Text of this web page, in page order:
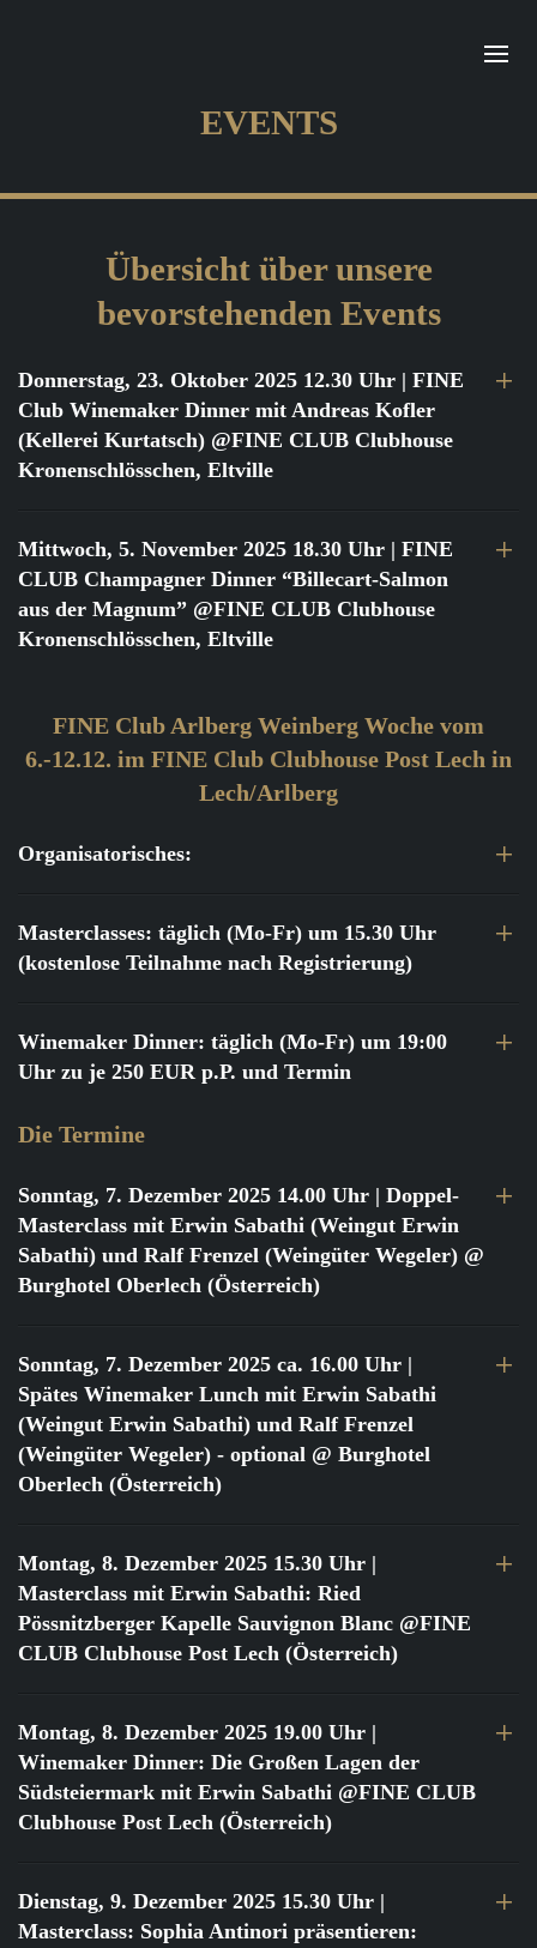
EVENTS
Übersicht über unsere
bevorstehenden Events
Donnerstag, 23. Oktober 2025 12.30 Uhr | FINE
Club Winemaker Dinner mit Andreas Kofler
(Kellerei Kurtatsch) @FINE CLUB Clubhouse
Kronenschlösschen, Eltville
Mittwoch, 5. November 2025 18.30 Uhr | FINE
CLUB Champagner Dinner “Billecart-Salmon
aus der Magnum” @FINE CLUB Clubhouse
Kronenschlösschen, Eltville
FINE Club Arlberg Weinberg Woche vom
6.-12.12. im FINE Club Clubhouse Post Lech in
Lech/Arlberg
Organisatorisches:
Masterclasses: täglich (Mo-Fr) um 15.30 Uhr
(kostenlose Teilnahme nach Registrierung)
Winemaker Dinner: täglich (Mo-Fr) um 19:00
Uhr zu je 250 EUR p.P. und Termin
Die Termine
Sonntag, 7. Dezember 2025 14.00 Uhr | Doppel-
Masterclass mit Erwin Sabathi (Weingut Erwin
Sabathi) und Ralf Frenzel (Weingüter Wegeler) @
Burghotel Oberlech (Österreich)
Sonntag, 7. Dezember 2025 ca. 16.00 Uhr |
Spätes Winemaker Lunch mit Erwin Sabathi
(Weingut Erwin Sabathi) und Ralf Frenzel
(Weingüter Wegeler) - optional @ Burghotel
Oberlech (Österreich)
Montag, 8. Dezember 2025 15.30 Uhr |
Masterclass mit Erwin Sabathi: Ried
Pössnitzberger Kapelle Sauvignon Blanc @FINE
CLUB Clubhouse Post Lech (Österreich)
Montag, 8. Dezember 2025 19.00 Uhr |
Winemaker Dinner: Die Großen Lagen der
Südsteiermark mit Erwin Sabathi @FINE CLUB
Clubhouse Post Lech (Österreich)
Dienstag, 9. Dezember 2025 15.30 Uhr |
Masterclass: Sophia Antinori präsentieren: